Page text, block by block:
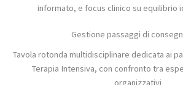
informato, e focus clinico su equilibrio
Gestione passaggi di
Tavola rotonda multidisciplinare dedicata ai
Terapia Intensiva, con confronto tra
organizzativi